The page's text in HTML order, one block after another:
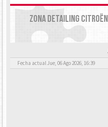
ZONA DETAILING
Fecha actual Jue, 06 Ago 2026, 16:39